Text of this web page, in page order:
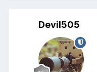
Devil505